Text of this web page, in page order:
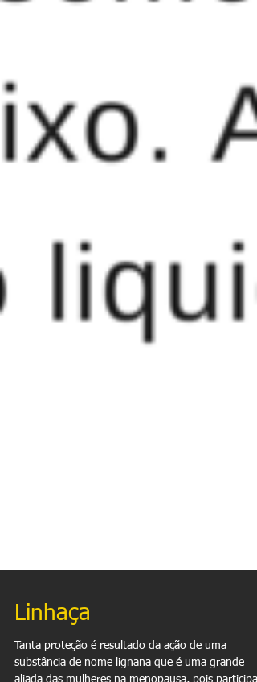
Linhaça